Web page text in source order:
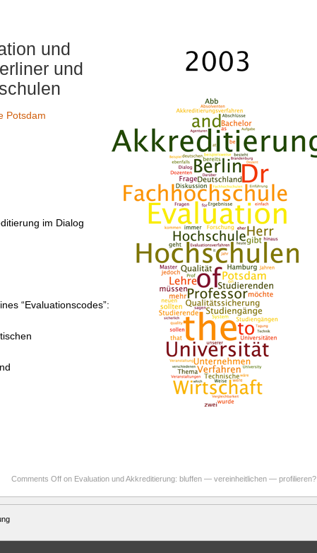
und
und
Potsdam
im Dialog
“Evaluationscodes”:
Comments Off on Evaluation und Akkreditierung: bluffen — vereinheitlichen — profilieren?